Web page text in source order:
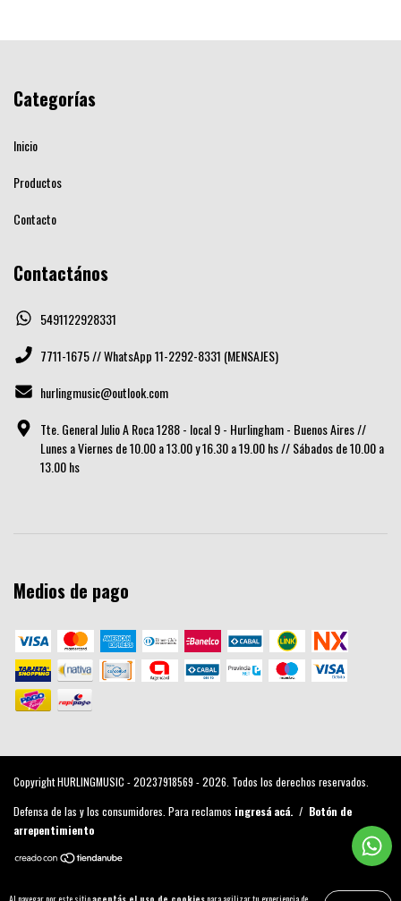
Al navegar por este sitioaceptás el uso de cookiespara agilizar tu experiencia de
Categorías
Inicio
Productos
Contacto
Contactános
5491122928331
7711-1675 // WhatsApp 11-2292-8331 (MENSAJES)
hurlingmusic@outlook.com
Tte. General Julio A Roca 1288 - local 9 - Hurlingham - Buenos Aires //
Lunes a Viernes de 10.00 a 13.00 y 16.30 a 19.00 hs // Sábados de 10.00 a
13.00 hs
Medios de pago
Copyright HURLINGMUSIC - 20237918569 - 2026. Todos los derechos reservados.
Defensa de las y los consumidores. Para reclamos ingresá acá. / Botón de
arrepentimiento